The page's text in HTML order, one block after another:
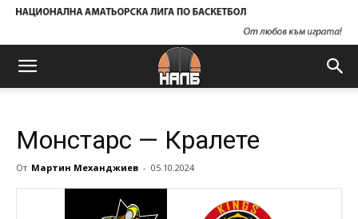
Монстарс — Кралете
От Мартин Механджиев - 05.10.2024